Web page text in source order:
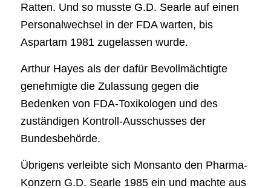
Ratten. Und so musste G.D. Searle auf einen
Personalwechsel in der FDA warten, bis
Aspartam 1981 zugelassen wurde.
Arthur Hayes als der dafür Bevollmächtigte
genehmigte die Zulassung gegen die
Bedenken von FDA-Toxikologen und des
zuständigen Kontroll-Ausschusses der
Bundesbehörde.
Übrigens verleibte sich Monsanto den Pharma-
Konzern G.D. Searle 1985 ein und machte aus